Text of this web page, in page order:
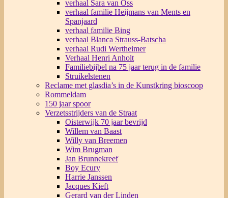
verhaal Sara van Oss
verhaal familie Heijmans van Ments en
Spanjaard
verhaal familie Bing
verhaal Blanca Strauss-Batscha
verhaal Rudi Wertheimer
Verhaal Henri Anholt
Familiebijbel na 75 jaar terug in de familie
Struikelstenen
Reclame met glasdia’s in de Kunstkring bioscoop
Rommeldam
150 jaar spoor
Verzetsstrijders van de Straat
Oisterwijk 70 jaar bevrijd
Willem van Baast
Willy van Breemen
Wim Brugman
Jan Brunnekreef
Boy Ecury
Harrie Janssen
Jacques Kieft
Gerard van der Linden